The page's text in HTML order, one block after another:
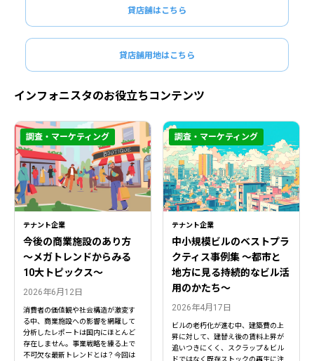
閉じる
閉じる
貸店舗はこちら
貸店舗用地はこちら
インフォニスタのお役立ちコンテンツ
テナント企業
今後の商業施設のあり方
〜メガトレンドからみる
10大トピックス〜
2026年6月12日
消費者の価値観や社会構造が激変す
る中、商業施設への影響を網羅して
分析したレポートは国内にほとんど
存在しません。事業戦略を練る上で
不可欠な最新トレンドとは？今回は
調査・マーケティング
テナント企業
中小規模ビルのベストプラ
クティス事例集 ～都市と
地方に見る持続的なビル活
用のかたち～
2026年4月17日
ビルの老朽化が進む中、建築費の上
昇に対して、建替え後の賃料上昇が
追いつきにくく、スクラップ＆ビル
ドではなく既存ストックの再生に注
調査・マーケティング